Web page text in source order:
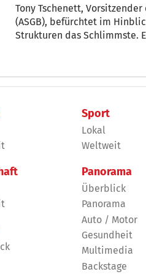
Tony Tschenett,
(ASGB), befürchtet im
Strukturen das Schlimmste.
Sport
Lokal
Weltweit
Panorama
Überblick
Panorama
Auto / Motor
Gesundheit
Multimedia
Backstage